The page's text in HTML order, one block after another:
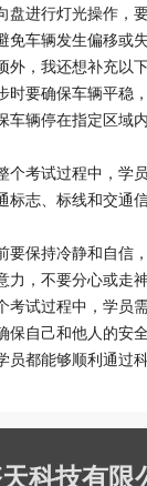
盘进行灯光操作，
免车辆发生偏移或失
外，我还想补充以
时要确保车辆平稳
车辆停在指定区域
个考试过程中，学
标志、标线和交通
要保持冷静和自信
力，不要分心或走神
考试过程中，学员
保自己和他人的安全
员都能够顺利通过
科技有限